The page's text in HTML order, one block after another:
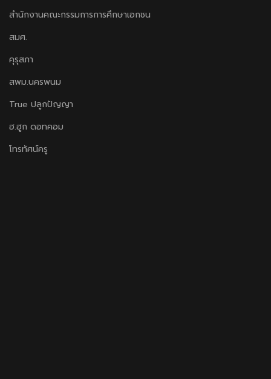
สำนักงานคณะกรรมการการศึกษาเอกชน
สมศ.
คุรุสภา
สพม.นครพนม
True ปลูกปัญญา
ฮ.ฮูก ดอทคอม
โทรทัศน์ครู